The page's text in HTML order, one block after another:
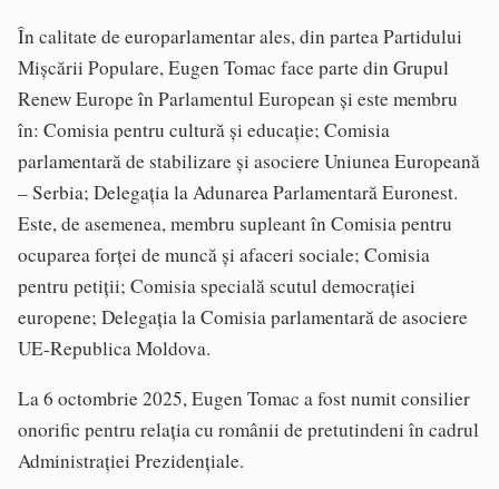
În calitate de europarlamentar ales, din partea Partidului
Mișcării Populare, Eugen Tomac face parte din Grupul
Renew Europe în Parlamentul European și este membru
în: Comisia pentru cultură și educație; Comisia
parlamentară de stabilizare și asociere Uniunea Europeană
– Serbia; Delegația la Adunarea Parlamentară Euronest.
Este, de asemenea, membru supleant în Comisia pentru
ocuparea forței de muncă și afaceri sociale; Comisia
pentru petiții; Comisia specială scutul democrației
europene; Delegația la Comisia parlamentară de asociere
UE-Republica Moldova.
La 6 octombrie 2025, Eugen Tomac a fost numit consilier
onorific pentru relația cu românii de pretutindeni în cadrul
Administrației Prezidențiale.